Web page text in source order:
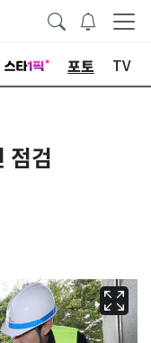
포토 TV
점검